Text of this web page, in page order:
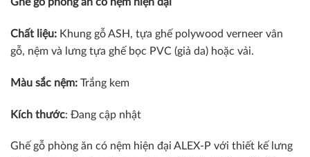
Ghế gỗ phòng ăn có nệm hiện đại
Chất liệu: Khung gỗ ASH, tựa ghế polywood verneer vân
gỗ, nệm và lưng tựa ghế bọc PVC (giả da) hoặc vải.
Màu sắc nệm: Trắng kem
Kích thước: Đang cập nhật
Ghế gỗ phòng ăn có nệm hiện đại ALEX-P với thiết kế lưng